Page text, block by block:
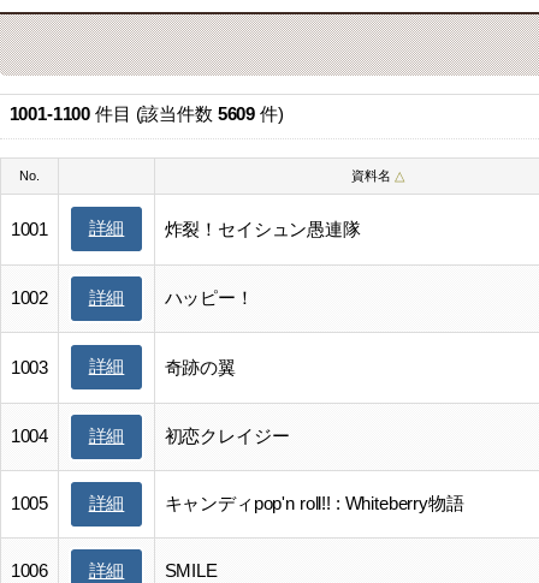
1001-1100 件目 (該当件数 5609 件)
No. 資料名 △
1001 詳細 炸裂！セイシュン愚連隊
1002 詳細 ハッピー！
1003 詳細 奇跡の翼
1004 詳細 初恋クレイジー
1005 詳細 キャンディpop'n roll!! : Whiteberry物語
1006 詳細 SMILE